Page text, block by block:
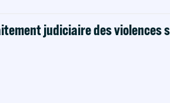
judiciaire des violences